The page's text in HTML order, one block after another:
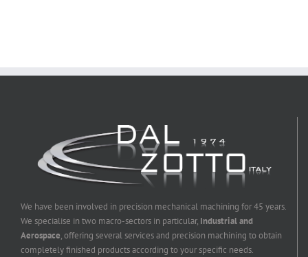
We have been involved in precision mechanical machining for 45 years.
We specialise in two macro-sectors in particular, Industrial and
Aerospace, offering several services and precision machining to obtain
completely finished products according to your specific needs.